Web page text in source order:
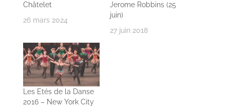
Châtelet
26 mars 2024
Jerome Robbins (25
juin)
27 juin 2018
Les Etés de la Danse
2016 – New York City